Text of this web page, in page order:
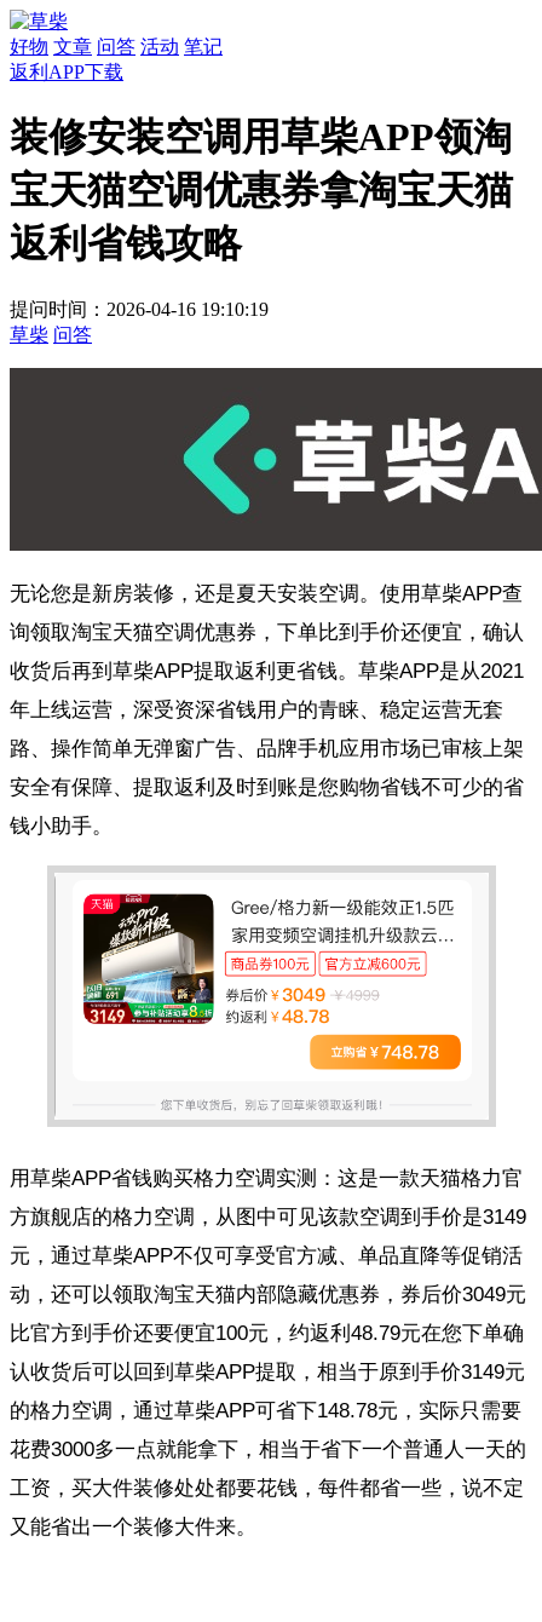
好物 文章 问答 活动 笔记
返利APP下载
装修安装空调用草柴APP领淘
宝天猫空调优惠券拿淘宝天猫
返利省钱攻略
提问时间：2026-04-16 19:10:19
草柴 问答
无论您是新房装修，还是夏天安装空调。使用草柴APP查
询领取淘宝天猫空调优惠券，下单比到手价还便宜，确认
收货后再到草柴APP提取返利更省钱。草柴APP是从2021
年上线运营，深受资深省钱用户的青睐、稳定运营无套
路、操作简单无弹窗广告、品牌手机应用市场已审核上架
安全有保障、提取返利及时到账是您购物省钱不可少的省
钱小助手。
用草柴APP省钱购买格力空调实测：这是一款天猫格力官
方旗舰店的格力空调，从图中可见该款空调到手价是3149
元，通过草柴APP不仅可享受官方减、单品直降等促销活
动，还可以领取淘宝天猫内部隐藏优惠券，券后价3049元
比官方到手价还要便宜100元，约返利48.79元在您下单确
认收货后可以回到草柴APP提取，相当于原到手价3149元
的格力空调，通过草柴APP可省下148.78元，实际只需要
花费3000多一点就能拿下，相当于省下一个普通人一天的
工资，买大件装修处处都要花钱，每件都省一些，说不定
又能省出一个装修大件来。